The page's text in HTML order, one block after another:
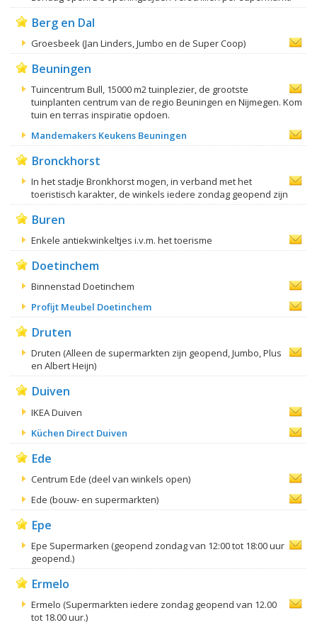
Berg en Dal
Groesbeek (Jan Linders, Jumbo en de Super Coop)
Beuningen
Tuincentrum Bull, 15000 m2 tuinplezier, de grootste
tuinplanten centrum van de regio Beuningen en Nijmegen. Kom
tuin en terras inspiratie opdoen.
Mandemakers Keukens Beuningen
Bronckhorst
In het stadje Bronkhorst mogen, in verband met het
toeristisch karakter, de winkels iedere zondag geopend zijn
Buren
Enkele antiekwinkeltjes i.v.m. het toerisme
Doetinchem
Binnenstad Doetinchem
Profijt Meubel Doetinchem
Druten
Druten (Alleen de supermarkten zijn geopend, Jumbo, Plus
en Albert Heijn)
Duiven
IKEA Duiven
Küchen Direct Duiven
Ede
Centrum Ede (deel van winkels open)
Ede (bouw- en supermarkten)
Epe
Epe Supermarken (geopend zondag van 12:00 tot 18:00 uur
geopend.)
Ermelo
Ermelo (Supermarkten iedere zondag geopend van 12.00
tot 18.00 uur.)